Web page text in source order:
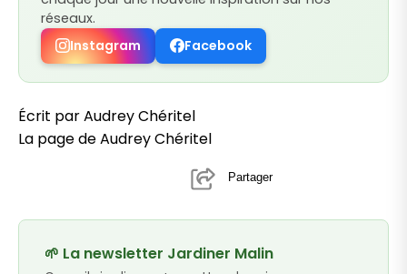
réseaux.
Instagram
Facebook
Écrit par Audrey Chéritel
La page de Audrey Chéritel
Partager
🌱 La newsletter Jardiner Malin